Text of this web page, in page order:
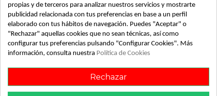
SubSubAlmacén
100029482
ID: 808023
Fecha disponible:
2022-04-06
Recambio de anillo airbag para audi a6 referencia OEM IAM
propias y de terceros para analizar nuestros servicios y mostrarte
publicidad relacionada con tus preferencias en base a un perfil
elaborado con tus hábitos de navegación. Puedes "Aceptar" o
"Rechazar" aquellas cookies que no sean técnicas, así como
configurar tus preferencias pulsando "Configurar Cookies". Más
información, consulta nuestra Política de Cookies
Rechazar